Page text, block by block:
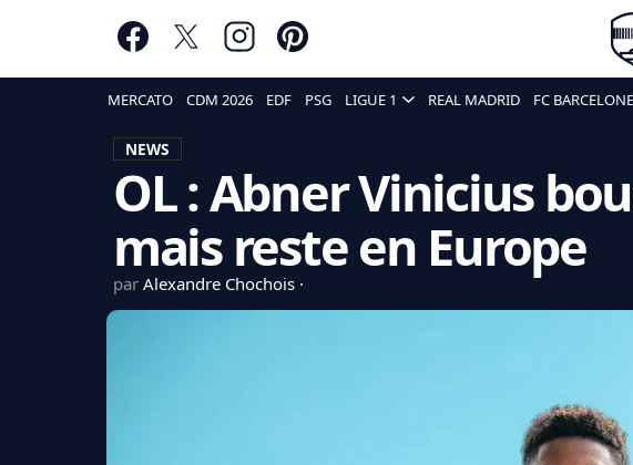
MERCATO CDM 2026 EDF PSG LIGUE 1 REAL MADRID FC BARCELONE
NEWS
OL : Abner Vinicius
mais reste en Europe
par Alexandre Chochois